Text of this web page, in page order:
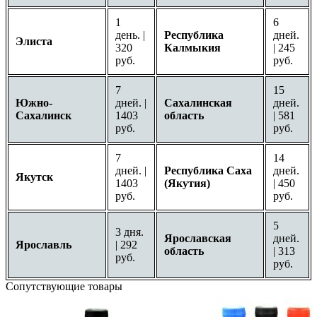
Элиста
1
день. |
320
руб.
Республика
Калмыкия
6
дней.
| 245
руб.
Южно-
Сахалинск
7
дней. |
1403
руб.
Сахалинская
область
15
дней.
| 581
руб.
Якутск
7
дней. |
1403
руб.
Республика Саха
(Якутия)
14
дней.
| 450
руб.
Ярославль
3 дня.
| 292
руб.
Ярославская
область
5
дней.
| 313
руб.
Сопутствующие товары